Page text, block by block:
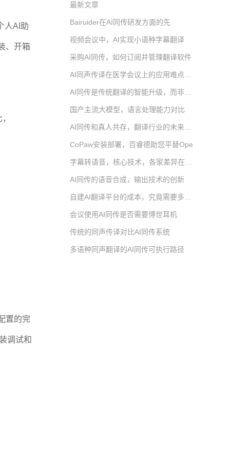
人AI助
、开箱
置的完
调试和
最新文章
Bairuider在AI同传研发方面的先
视频会议中，AI实现小语种字幕翻译
采购AI同传，如何订阅并管理翻译软件
国产主流大模型，语言处理能力对比
CoPaw安装部署，百睿德助您平替Ope
AI同传的语音合成，输出技术的创新
会议使用AI同传是否需要博世耳机
传统的同声传译对比AI同传系统
多语种同声翻译的AI同传可执行路径